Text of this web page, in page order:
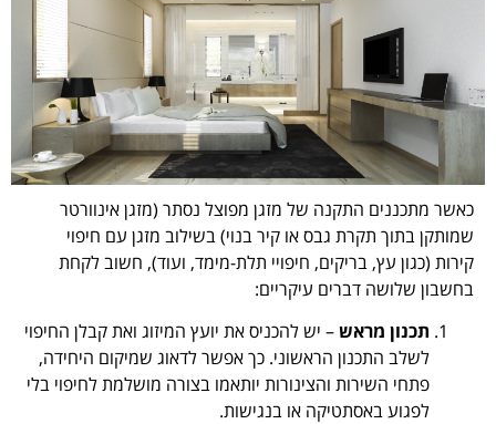
כאשר מתכננים התקנה של מזגן מפוצל נסתר (מזגן אינוורטר
שמותקן בתוך תקרת גבס או קיר בנוי) בשילוב מזגן עם חיפוי
קירות (כגון עץ, בריקים, חיפויי תלת-מימד, ועוד), חשוב לקחת
בחשבון שלושה דברים עיקריים:
תכנון מראש– יש להכניס את יועץ המיזוג ואת קבלן החיפוי
לשלב התכנון הראשוני. כך אפשר לדאוג שמיקום היחידה,
פתחי השירות והצינורות יותאמו בצורה מושלמת לחיפוי בלי
לפגוע באסתטיקה או בנגישות.